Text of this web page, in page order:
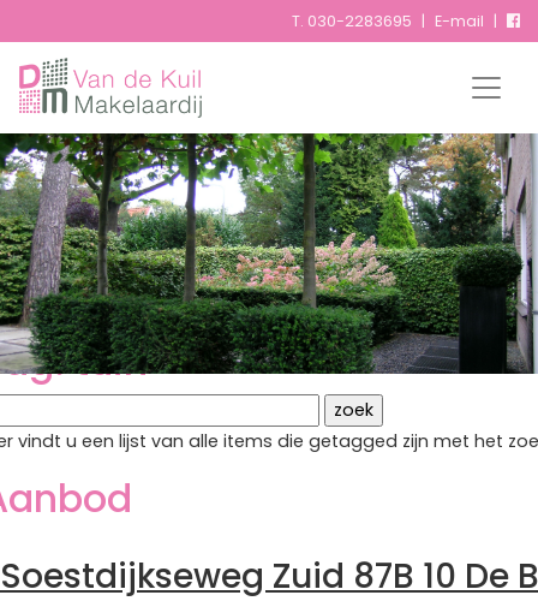
T. 030-2283695 | E-mail |
Tags
tuin
vindt u een lijst van alle items die getagged zijn met het
Soestdijkseweg Zuid 87B 10 De